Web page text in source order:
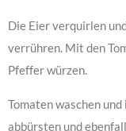
Die Eier verquirlen
verrühren. Mit den
Pfeffer würzen.
Tomaten waschen
abbürsten und